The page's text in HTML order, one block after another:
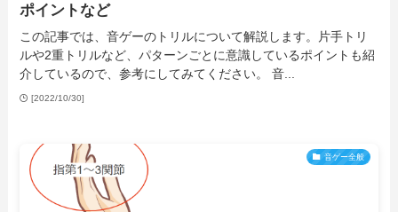
ポイントなど
この記事では、音ゲーのトリルについて解説します。片手トリ
ルや2重トリルなど、パターンごとに意識しているポイントも紹
介しているので、参考にしてみてください。 音...
[2022/10/30]
音ゲー全般